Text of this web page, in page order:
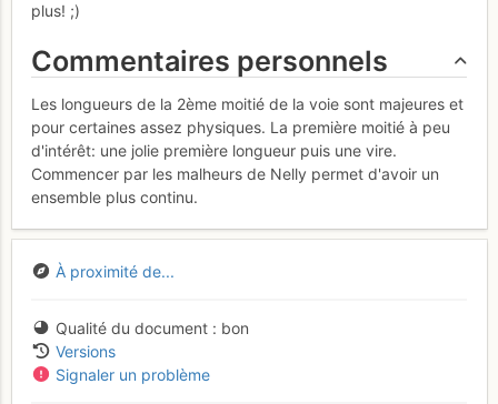
plus! ;)
Commentaires personnels
Les longueurs de la 2ème moitié de la voie sont majeures et
pour certaines assez physiques. La première moitié à peu
d'intérêt: une jolie première longueur puis une vire.
Commencer par les malheurs de Nelly permet d'avoir un
ensemble plus continu.
À proximité de...
Qualité du document
bon
Versions
Signaler un problème